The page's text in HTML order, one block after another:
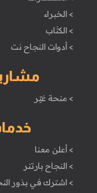
> الخبراء
> الكتَاب
> أدوات النجاح نت
> منحة غيّر
> أعلن معنا
> النجاح بارتنر
> اشترك في بذور